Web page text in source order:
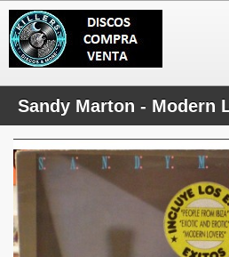
Sandy Marton - Modern